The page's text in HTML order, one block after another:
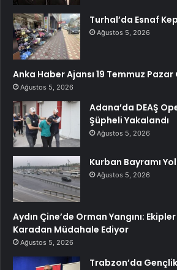
Turhal’da Esnaf
Ağustos 5, 2026
Anka Haber Ajansı 19 Temmuz
Ağustos 5, 2026
Adana’da DEAŞ
Şüpheli Yakalandı
Ağustos 5, 2026
Kurban Bayramı
Ağustos 5, 2026
Aydın Çine’de Orman Yangını:
Karadan Müdahale Ediyor
Ağustos 5, 2026
Trabzon’da